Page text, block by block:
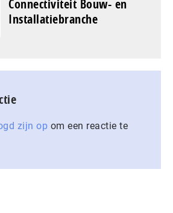
Connectiviteit Bouw- en
Installatiebranche
zijn op om een reactie te